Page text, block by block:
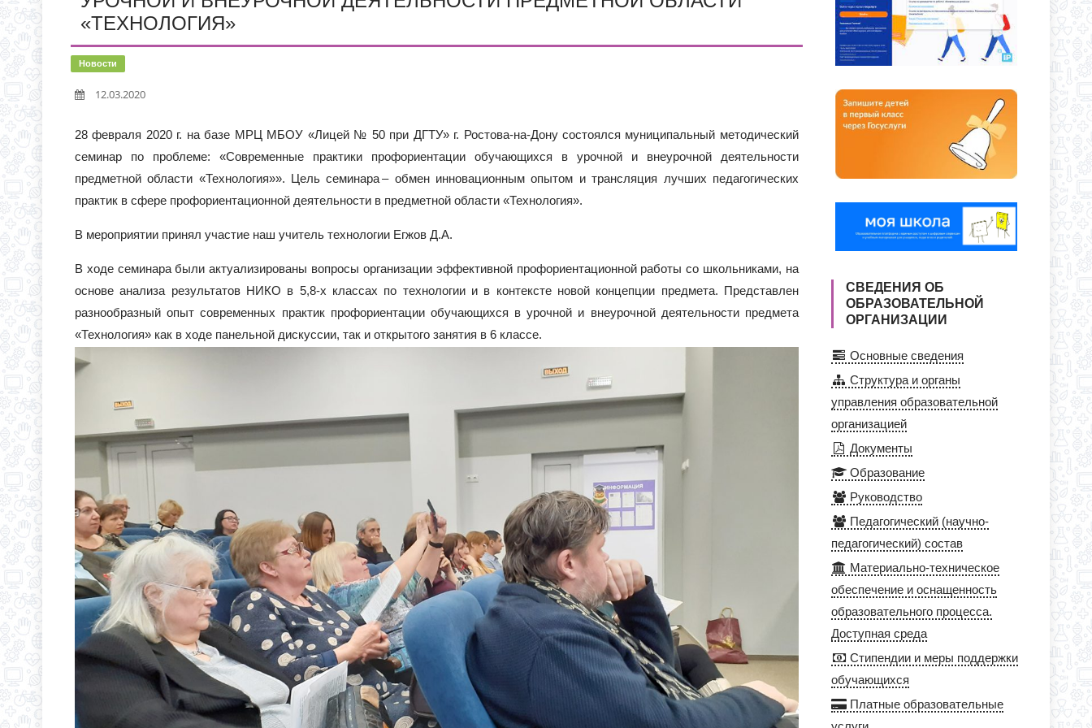
«ТЕХНОЛОГИЯ»
Новости
12.03.2020
28 февраля 2020 г. на базе МРЦ МБОУ «Лицей № 50 при ДГТУ» г. Ростова-на-Дону состоялся муниципальный методический
семинар по проблеме: «Современные практики профориентации обучающихся в урочной и внеурочной деятельности
предметной области «Технология»». Цель семинара – обмен инновационным опытом и трансляция лучших педагогических
практик в сфере профориентационной деятельности в предметной области «Технология».
В мероприятии принял участие наш учитель технологии Егжов Д.А.
В ходе семинара были актуализированы вопросы организации эффективной профориентационной работы со школьниками, на
основе анализа результатов НИКО в 5,8-х классах по технологии и в контексте новой концепции предмета. Представлен
разнообразный опыт современных практик профориентации обучающихся в урочной и внеурочной деятельности предмета
«Технология» как в ходе панельной дискуссии, так и открытого занятия в 6 классе.
СВЕДЕНИЯ ОБ
ОБРАЗОВАТЕЛЬНОЙ
ОРГАНИЗАЦИИ
Основные сведения
Структура и органы
управления образовательной
организацией
Документы
Образование
Руководство
Педагогический (научно-
педагогический) состав
Материально-техническое
обеспечение и оснащенность
образовательного процесса.
Доступная среда
Стипендии и меры поддержки
обучающихся
Платные образовательные